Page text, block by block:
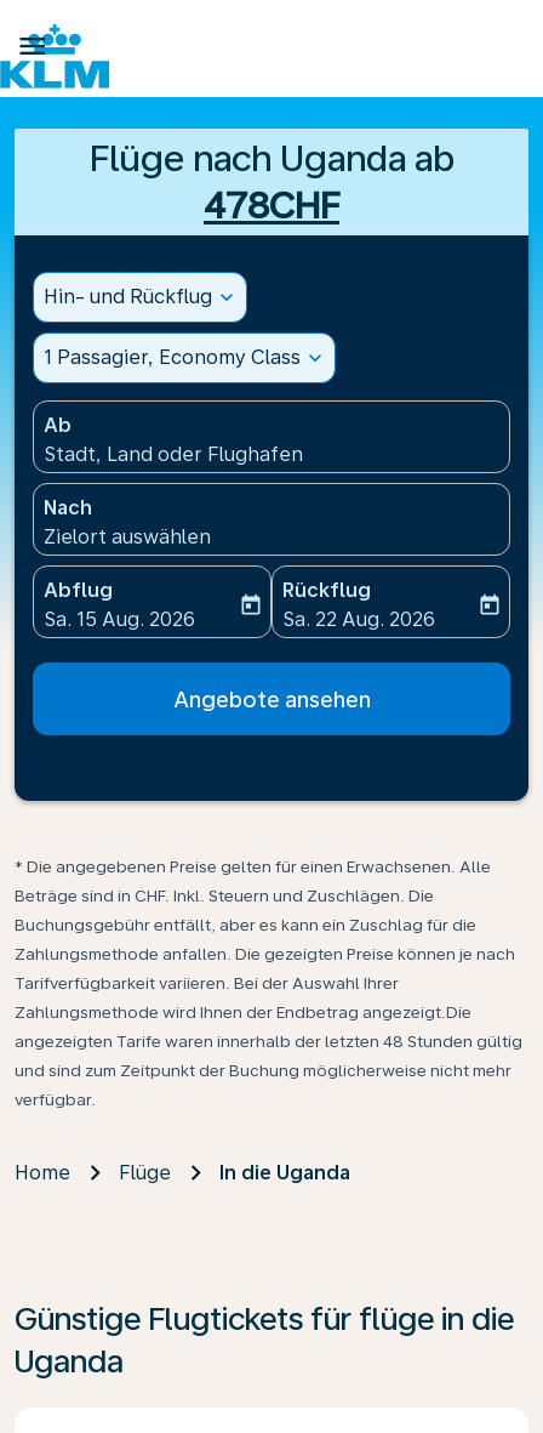

Flüge nach Uganda ab
478CHF
Hin- und Rückflug expand_more
1 Passagier, Economy Class expand_more
Ab
Stadt, Land oder Flughafen
Nach
Zielort auswählen
Abflug
fc-booking-departure-date-aria-label
Sa. 15 Aug. 2026
today
Rückflug
fc-booking-return-date-
Sa. 22 Aug. 2026
today
Angebote ansehen
* Die angegebenen Preise gelten für einen Erwachsenen. Alle
Beträge sind in CHF. Inkl. Steuern und Zuschlägen. Die
Buchungsgebühr entfällt, aber es kann ein Zuschlag für die
Zahlungsmethode anfallen. Die gezeigten Preise können je nach
Tarifverfügbarkeit variieren. Bei der Auswahl Ihrer
Zahlungsmethode wird Ihnen der Endbetrag angezeigt.Die
angezeigten Tarife waren innerhalb der letzten 48 Stunden gültig
und sind zum Zeitpunkt der Buchung möglicherweise nicht mehr
verfügbar.
Home Flüge In die Uganda
Günstige Flugtickets für flüge in die
Uganda